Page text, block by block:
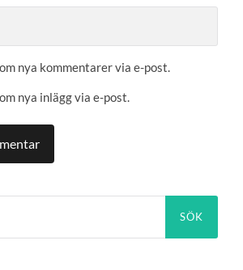
nya kommentarer via e-post.
nya inlägg via e-post.